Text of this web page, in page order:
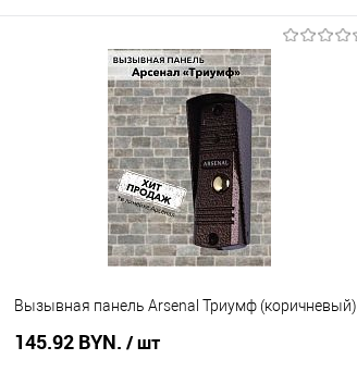
Вызывная панель Arsenal Триумф (коричневый)
145.92 BYN. / шт